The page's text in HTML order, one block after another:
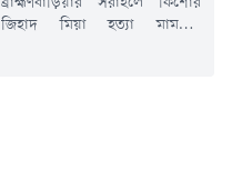
জিহাদ মিয়া হত্যা মামলার